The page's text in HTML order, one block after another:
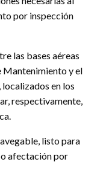
por inspección
las bases aéreas
Mantenimiento y el
en los
respectivamente,
listo para
afectación por